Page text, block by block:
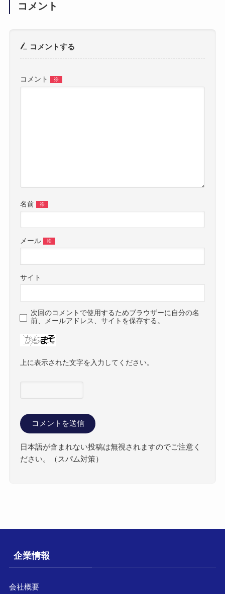
コメント
コメントする
コメント ※
名前 ※
メール ※
サイト
次回のコメントで使用するためブラウザーに自分の名
前、メールアドレス、サイトを保存する。
上に表示された文字を入力してください。
日本語が含まれない投稿は無視されますのでご注意く
ださい。（スパム対策）
企業情報
会社概要